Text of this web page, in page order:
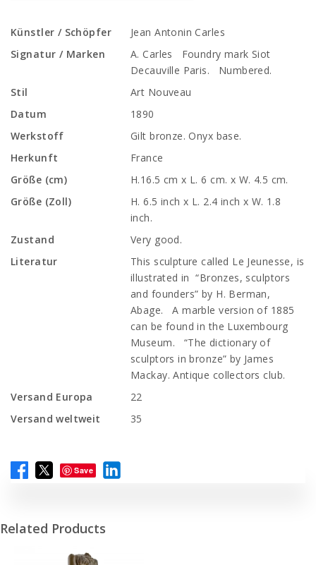
Künstler / Schöpfer
Jean Antonin Carles
Signatur / Marken
A. Carles Foundry mark Siot
Decauville Paris. Numbered.
Stil
Art Nouveau
Datum
1890
Werkstoff
Gilt bronze. Onyx base.
Herkunft
France
Größe (cm)
H.16.5 cm x L. 6 cm. x W. 4.5 cm.
Größe (Zoll)
H. 6.5 inch x L. 2.4 inch x W. 1.8
inch.
Zustand
Very good.
Literatur
This sculpture called Le Jeunesse, is
illustrated in “Bronzes, sculptors
and founders” by H. Berman,
Abage. A marble version of 1885
can be found in the Luxembourg
Museum. “The dictionary of
sculptors in bronze” by James
Mackay. Antique collectors club.
Versand Europa
22
Versand weltweit
35
Save
Related Products